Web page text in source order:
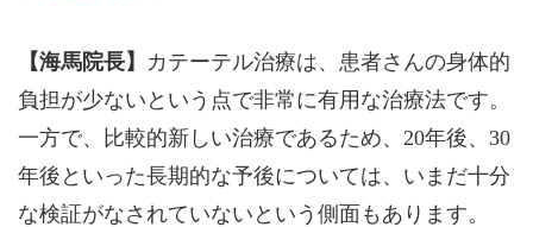
【海馬院長】 カテーテル治療は、患者さんの身体的
負担が少ないという点で非常に有用な治療法です。
一方で、比較的新しい治療であるため、20年後、30
年後といった長期的な予後については、いまだ十分
な検証がなされていないという側面もあります。